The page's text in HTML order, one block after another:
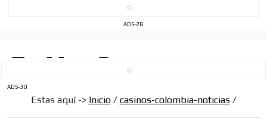
ADS-2B
ADS-30
Estas aquí -> Inicio/ casinos-colombia-noticias/